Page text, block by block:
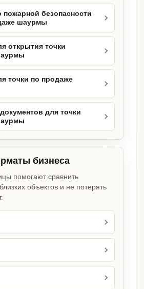
пожарной безопасности
шаурмы
открытия точки
точки по продаже
для точки
бизнеса
помогают сравнить
объектов и не потерять